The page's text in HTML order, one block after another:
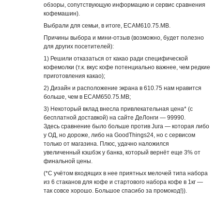
обзоры, сопутствующую информацию и сервис сравнения
кофемашин).
Выбрали для семьи, в итоге, ECAM610.75.MB.
Причины выбора и мини-отзыв (возможно, будет полезно
для других посетителей):
1) Решили отказаться от какао ради специфической
кофемолки (т.к. вкус кофе потенциально важнее, чем редкие
приготовления какао);
2) Дизайн и расположение экрана в 610.75 нам нравится
больше, чем в ECAM650.75.MB;
3) Некоторый вклад внесла привлекательная цена* (с
бесплатной доставкой) на сайте ДеЛонги — 99990.
Здесь сравнение было больше против Jura — которая либо
у ОД, но дороже, либо на GoodThings24, но с сервисом
только от магазина. Плюс, удачно наложился
увеличенный кэшбэк у банка, который вернёт еще 3% от
финальной цены.
(*С учётом входящих в нее приятных мелочей типа набора
из 6 стаканов для кофе и стартового набора кофе в 1кг —
так совсе хорошо. Большое спасибо за промокод!)).